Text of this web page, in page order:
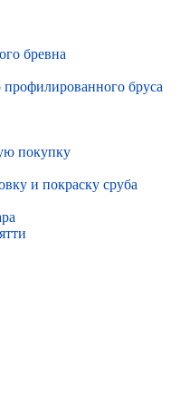
бревна
профилированного бруса
покупку
и покраску сруба